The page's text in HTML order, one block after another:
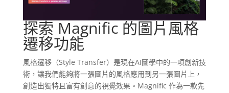
探索 Magnific 的圖片風格
遷移功能
風格遷移（Style Transfer）是現在AI圖學中的一項創新技
術，讓我們能夠將一張圖片的風格應用到另一張圖片上，
創造出獨特且富有創意的視覺效果。​Magnific 作為一款先